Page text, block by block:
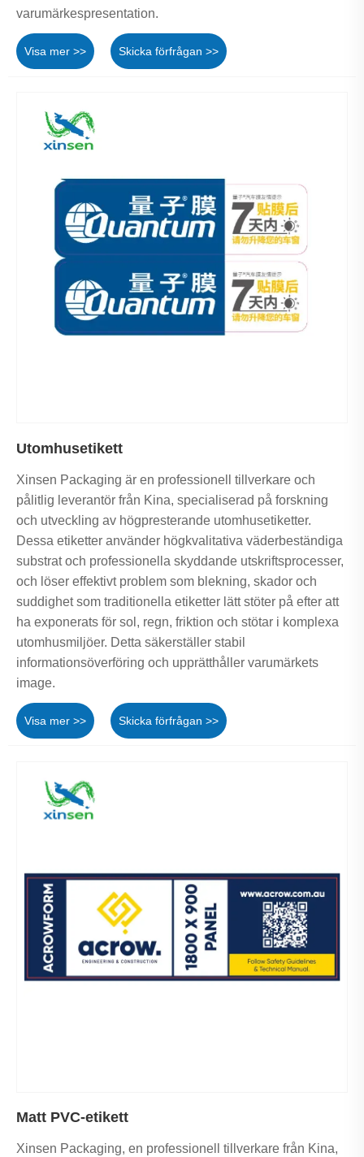
varumärkespresentation.
Visa mer >> Skicka förfrågan >>
Utomhusetikett
Xinsen Packaging är en professionell tillverkare och
pålitlig leverantör från Kina, specialiserad på forskning
och utveckling av högpresterande utomhusetiketter.
Dessa etiketter använder högkvalitativa väderbeständiga
substrat och professionella skyddande utskriftsprocesser,
och löser effektivt problem som blekning, skador och
suddighet som traditionella etiketter lätt stöter på efter att
ha exponerats för sol, regn, friktion och stötar i komplexa
utomhusmiljöer. Detta säkerställer stabil
informationsöverföring och upprätthåller varumärkets
image.
Visa mer >> Skicka förfrågan >>
Matt PVC-etikett
Xinsen Packaging, en professionell tillverkare från Kina,